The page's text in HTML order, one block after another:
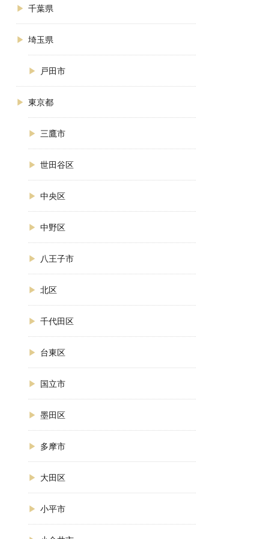
千葉県
埼玉県
戸田市
東京都
三鷹市
世田谷区
中央区
中野区
八王子市
北区
千代田区
台東区
国立市
墨田区
多摩市
大田区
小平市